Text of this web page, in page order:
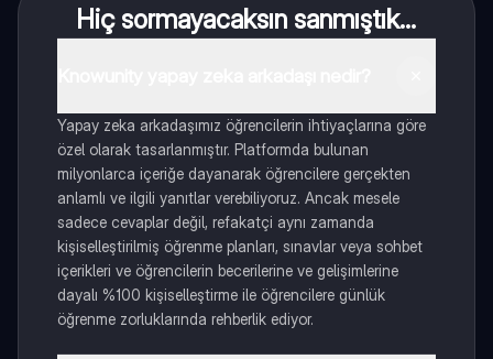
Hiç sormayacaksın sanmıştık...
Yapay zeka arkadaşımız öğrencilerin ihtiyaçlarına göre
özel olarak tasarlanmıştır. Platformda bulunan
milyonlarca içeriğe dayanarak öğrencilere gerçekten
anlamlı ve ilgili yanıtlar verebiliyoruz. Ancak mesele
sadece cevaplar değil, refakatçi aynı zamanda
kişiselleştirilmiş öğrenme planları, sınavlar veya sohbet
içerikleri ve öğrencilerin becerilerine ve gelişimlerine
dayalı %100 kişiselleştirme ile öğrencilere günlük
öğrenme zorluklarında rehberlik ediyor.